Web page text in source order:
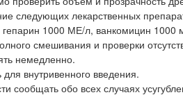
следующих лекарственных
1000 МЕ/л, ванкомицин 1000
смешивания и проверки
немедленно.
внутривенного введения.
сообщать обо всех случаях